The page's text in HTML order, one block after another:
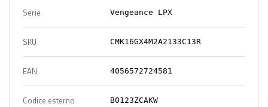
Serie Vengeance LPX
SKU CMK16GX4M2A2133C13R
EAN 4056572724581
Codice esterno B0123ZCAKW